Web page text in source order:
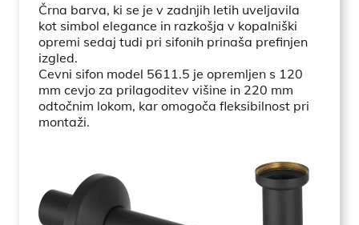
Črna barva, ki se je v zadnjih letih uveljavila
kot simbol elegance in razkošja v kopalniški
opremi sedaj tudi pri sifonih prinaša prefinjen
izgled.
Cevni sifon model 5611.5 je opremljen s 120
mm cevjo za prilagoditev višine in 220 mm
odtočnim lokom, kar omogoča fleksibilnost pri
montaži.